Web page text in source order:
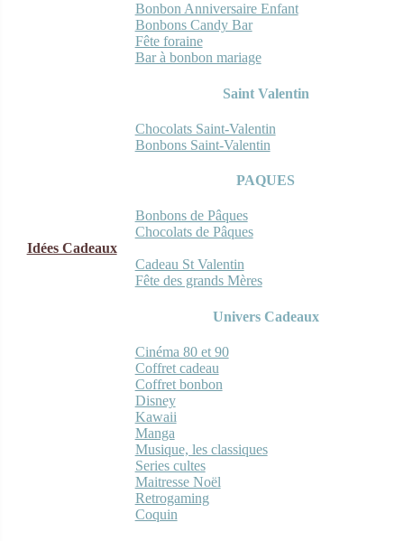
Bonbon Anniversaire Enfant
Bonbons Candy Bar
Fête foraine
Bar à bonbon mariage
Saint Valentin
Chocolats Saint-Valentin
Bonbons Saint-Valentin
PAQUES
Bonbons de Pâques
Chocolats de Pâques
Idées Cadeaux
Cadeau St Valentin
Fête des grands Mères
Univers Cadeaux
Cinéma 80 et 90
Coffret cadeau
Coffret bonbon
Disney
Kawaii
Manga
Musique, les classiques
Series cultes
Maitresse Noël
Retrogaming
Coquin